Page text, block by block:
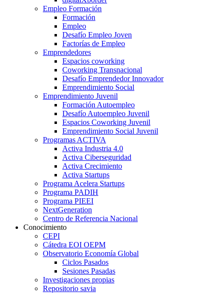
Empleo Formación
Formación
Empleo
Desafío Empleo Joven
Factorías de Empleo
Emprendedores
Espacios coworking
Coworking Transnacional
Desafío Emprendedor Innovador
Emprendimiento Social
Emprendimiento Juvenil
Formación Autoempleo
Desafío Autoempleo Juvenil
Espacios Coworking Juvenil
Emprendimiento Social Juvenil
Programas ACTIVA
Activa Industria 4.0
Activa Ciberseguridad
Activa Crecimiento
Activa Startups
Programa Acelera Startups
Programa PADIH
Programa PIEEI
NextGeneration
Centro de Referencia Nacional
Conocimiento
CEPI
Cátedra EOI OEPM
Observatorio Economía Global
Ciclos Pasados
Sesiones Pasadas
Investigaciones propias
Repositorio savia